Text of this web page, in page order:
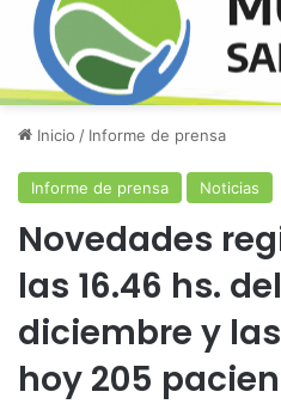
Inicio / Informe de prensa
Informe de prensa Noticias
Novedades
las 16.46 hs.
diciembre y
hoy 205